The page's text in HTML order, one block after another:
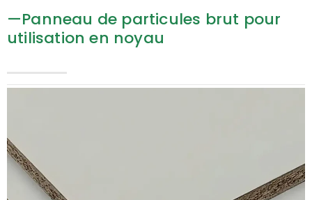
—Panneau de particules brut pour
utilisation en noyau